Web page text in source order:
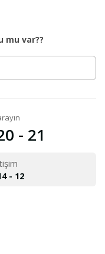
mu var??
- 21
- 12